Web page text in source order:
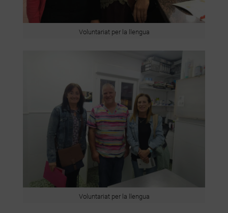
Voluntariat per la llengua
Voluntariat per la llengua